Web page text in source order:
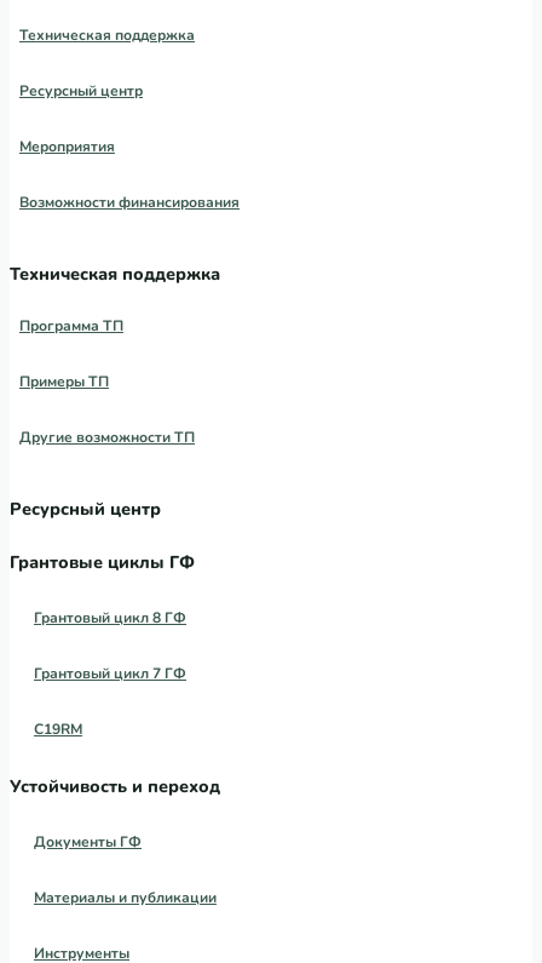
Техническая поддержка
Ресурсный центр
Мероприятия
Возможности финансирования
Техническая поддержка
Программа ТП
Примеры ТП
Другие возможности ТП
Ресурсный центр
Грантовые циклы ГФ
Грантовый цикл 8 ГФ
Грантовый цикл 7 ГФ
C19RM
Устойчивость и переход
Документы ГФ
Материалы и публикации
Инструменты